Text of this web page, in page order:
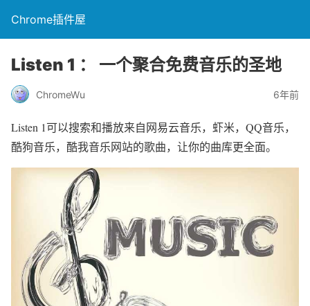
Chrome插件屋
Listen 1 ： 一个聚合免费音乐的圣地
ChromeWu 6年前
Listen 1可以搜索和播放来自网易云音乐，虾米，QQ音乐，
酷狗音乐，酷我音乐网站的歌曲，让你的曲库更全面。